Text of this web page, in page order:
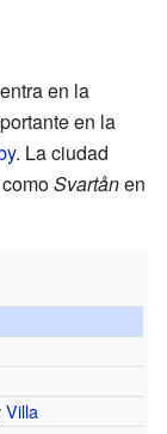
en la
en la
. La ciudad
Svartånen
Villa